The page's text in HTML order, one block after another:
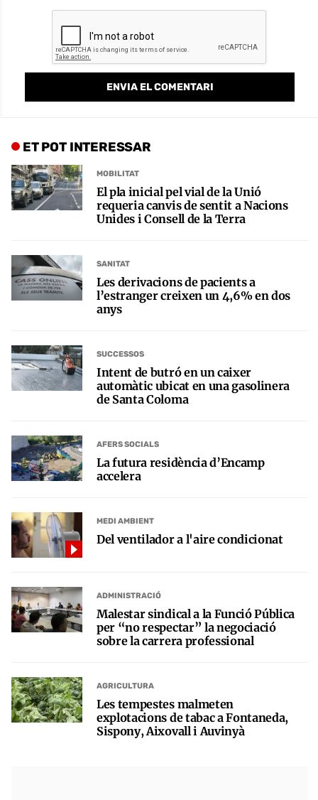
ET POT INTERESSAR
MOBILITAT
El pla inicial pel vial de la Unió
requeria canvis de sentit a Nacions
Unides i Consell de la Terra
SANITAT
Les derivacions de pacients a
l’estranger creixen un 4,6% en dos
anys
SUCCESSOS
Intent de butró en un caixer
automàtic ubicat en una gasolinera
de Santa Coloma
AFERS SOCIALS
La futura residència d’Encamp
accelera
MEDI AMBIENT
Del ventilador a l'aire condicionat
ADMINISTRACIÓ
Malestar sindical a la Funció Pública
per “no respectar” la negociació
sobre la carrera professional
AGRICULTURA
Les tempestes malmeten
explotacions de tabac a Fontaneda,
Sispony, Aixovall i Auvinyà